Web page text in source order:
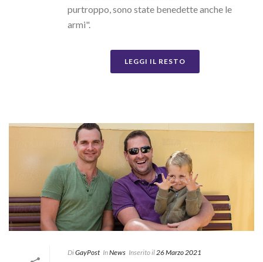
purtroppo, sono state benedette anche le
armi".
LEGGI IL RESTO
DiGayPost InNews Inserito il26 Marzo 2021